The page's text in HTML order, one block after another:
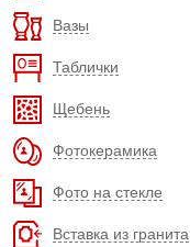
Вазы
Таблички
Щебень
Фотокерамика
Фото на стекле
Вставка из гранита